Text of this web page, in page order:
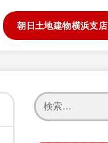
朝日土地建物横浜支店